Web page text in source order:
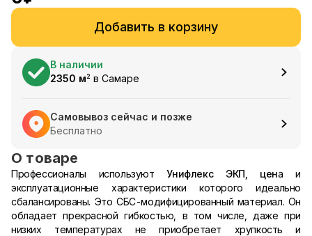
Добавить в корзину
В наличии
2350 м2 в Самаре
Самовывоз сейчас и позже
Бесплатно
О товаре
Профессионалы используютУнифлекс ЭКП, цена и
эксплуатационные характеристики которого идеально
сбалансированы. Это СБС-модифицированный материал. Он
обладает прекрасной гибкостью, в том числе, даже при
низких температурах не приобретает хрупкость и